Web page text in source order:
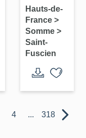
territoire
communal
de Saint-
Fuscien
Hauts-de-
France >
Somme >
Saint-
Fuscien
4 ... 318